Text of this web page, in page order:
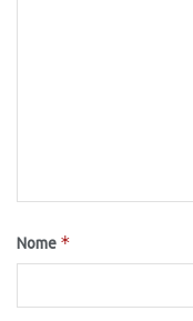
Nome *